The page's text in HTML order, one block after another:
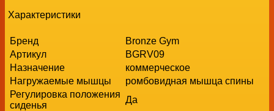
Характеристики
Бренд
Bronze Gym
Артикул
BGRV09
Назначение
коммерческое
Нагружаемые мышцы
ромбовидная мышца спины
Регулировка положения
сиденья
Да